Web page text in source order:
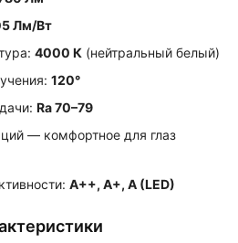
Лм/Вт
4000 К (нейтральный белый)
120°
Ra 70–79
— комфортное для глаз
A++, A+, A (LED)